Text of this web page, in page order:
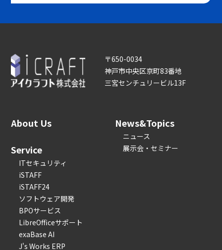
〒650-0034
神戸市中央区京町83番地
三宮センチュリービル13F
About Us
Service
ITセキュリティ
iSTAFF
iSTAFF24
ソフトウェア開発
BPOサービス
LibreOfficeサポート
exaBase AI
J's Works ERP
News&Topics
ニュース
展示会・セミナー